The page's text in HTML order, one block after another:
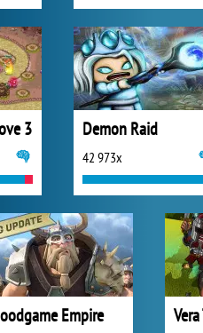
3 Demon Raid
42 973x
Empire